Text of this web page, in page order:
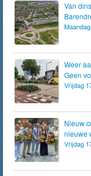
Van
Weer
Geen
Vrijdag
Nieuw
nieuwe
Vrijdag